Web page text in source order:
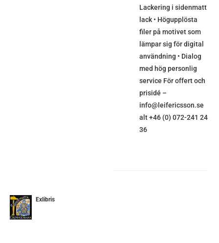
Lackering i sidenmatt
lack • Högupplösta
filer på motivet som
lämpar sig för digital
användning • Dialog
med hög personlig
service För offert och
prisidé –
info@leifericsson.se
alt +46 (0) 072-241 24
36
Exlibris